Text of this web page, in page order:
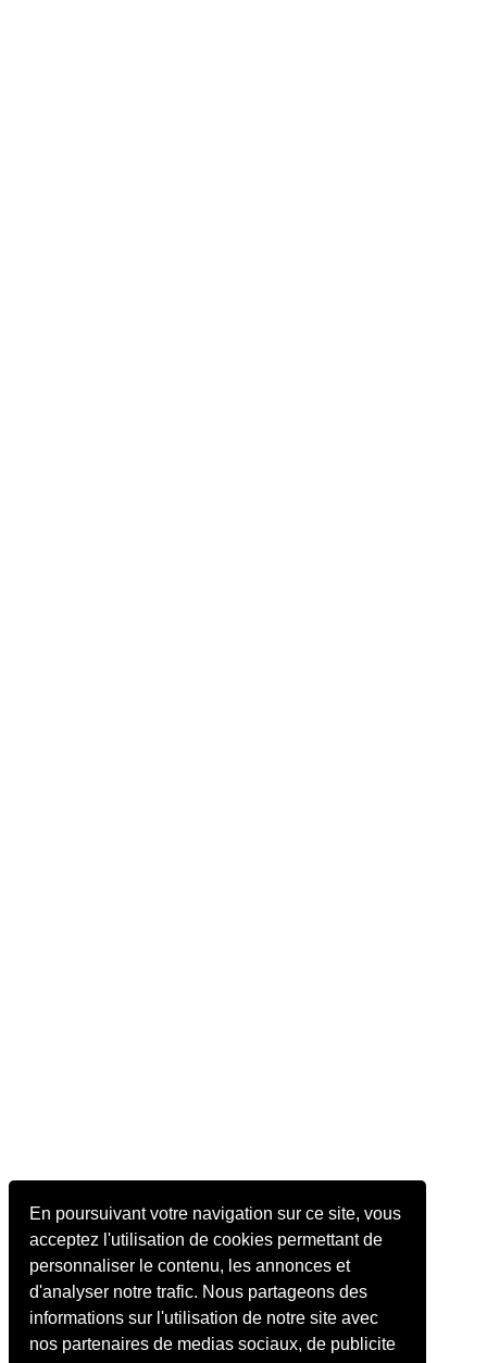
En poursuivant votre navigation sur ce site, vous
acceptez l'utilisation de cookies permettant de
personnaliser le contenu, les annonces et
d'analyser notre trafic. Nous partageons des
informations sur l'utilisation de notre site avec
nos partenaires de medias sociaux, de publicite